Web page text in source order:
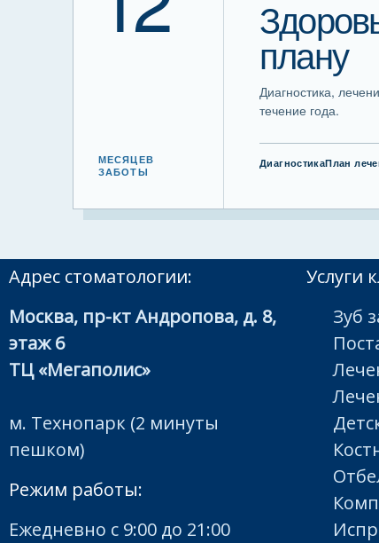
МЕСЯЦЕВ
ЗАБОТЫ
плану
Диагностика,
течение года.
ДиагностикаПлан
Адрес стоматологии:
Москва, пр-кт Андропова, д. 8,
этаж 6
ТЦ «Мегаполис»
м. Технопарк (2 минуты
пешком)
Режим работы:
Ежедневно с 9:00 до 21:00
Услуги
Зуб